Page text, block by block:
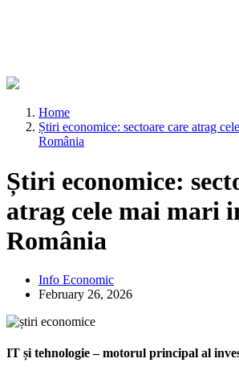
Home
Știri economice: sectoare care atrag
România
Știri economice:
atrag cele mai mari
România
Info Economic
February 26, 2026
IT și tehnologie – motorul principal al